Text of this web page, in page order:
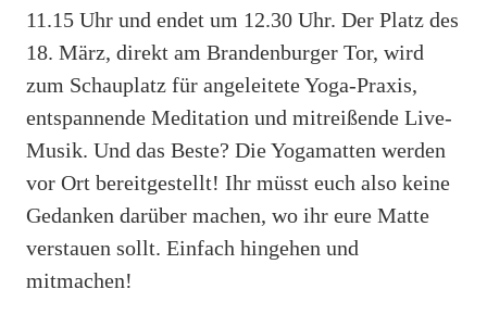
11.15 Uhr und endet um 12.30 Uhr. Der Platz des
18. März, direkt am Brandenburger Tor, wird
zum Schauplatz für angeleitete Yoga-Praxis,
entspannende Meditation und mitreißende Live-
Musik. Und das Beste? Die Yogamatten werden
vor Ort bereitgestellt! Ihr müsst euch also keine
Gedanken darüber machen, wo ihr eure Matte
verstauen sollt. Einfach hingehen und
mitmachen!